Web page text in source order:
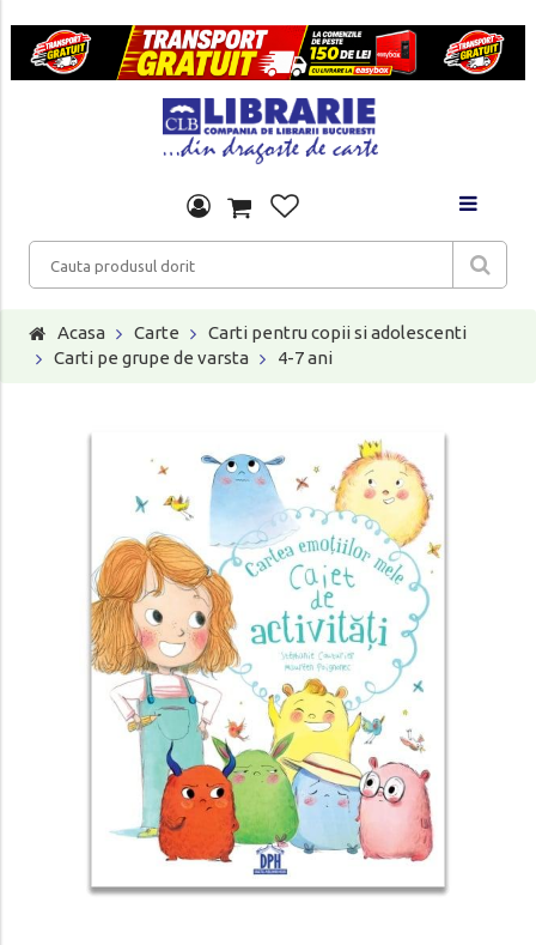
Acasa Carte
Carti pentru copii si adolescenti
Carti pe grupe de varsta
4-7 ani